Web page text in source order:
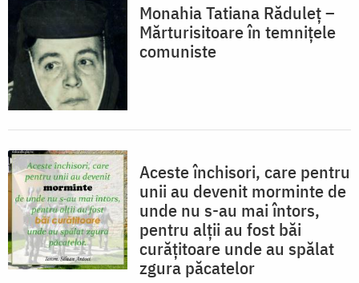
Monahia Tatiana Răduleț –
Mărturisitoare în temnițele
comuniste
Aceste închisori, care pentru
unii au devenit morminte de
unde nu s-au mai întors,
pentru alţii au fost băi
curăţitoare unde au spălat
zgura păcatelor